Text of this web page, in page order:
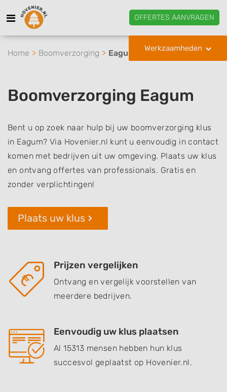
OFFERTES AANVRAGEN
Werkzaamheden
Home Boomverzorging Eagum
Boomverzorging Eagum
Bent u op zoek naar hulp bij uw boomverzorging klus
in Eagum? Via Hovenier.nl kunt u eenvoudig in contact
komen met bedrijven uit uw omgeving. Plaats uw klus
en ontvang offertes van professionals. Gratis en
zonder verplichtingen!
Plaats uw klus
Prijzen vergelijken
Ontvang en vergelijk voorstellen van
meerdere bedrijven.
Eenvoudig uw klus plaatsen
Al 15313 mensen hebben hun klus
succesvol geplaatst op Hovenier.nl.